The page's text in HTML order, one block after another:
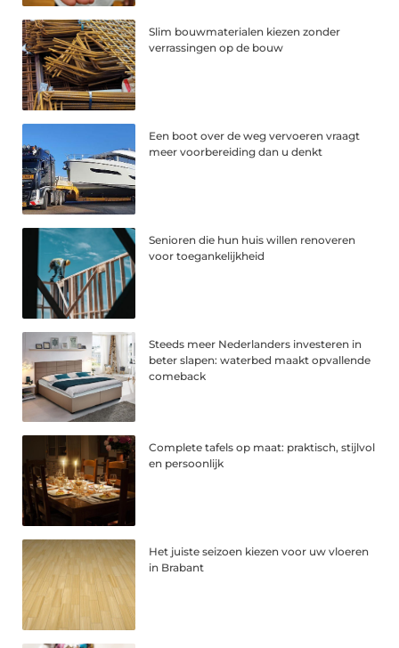
Slim bouwmaterialen kiezen zonder
verrassingen op de bouw
Een boot over de weg vervoeren vraagt
meer voorbereiding dan u denkt
Senioren die hun huis willen renoveren
voor toegankelijkheid
Steeds meer Nederlanders investeren in
beter slapen: waterbed maakt opvallende
comeback
Complete tafels op maat: praktisch, stijlvol
en persoonlijk
Het juiste seizoen kiezen voor uw vloeren
in Brabant